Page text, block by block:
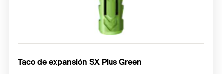
Taco de expansión SX Plus Green